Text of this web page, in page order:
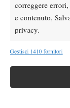
correggere
e contenuto,
privacy.
Gestisci 1410 fornitori
giochi a 5 prima
5-7 6-3 7-6(5),
La fatica
fondamentale al
Andreescu che
games, facendo
ed arrivando agli